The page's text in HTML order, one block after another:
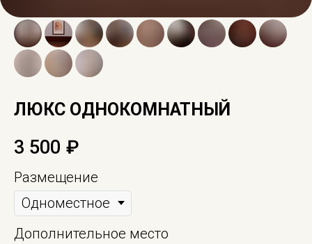
ЛЮКС ОДНОКОМНАТНЫЙ
3 500 ₽
Размещение
Дополнительное место